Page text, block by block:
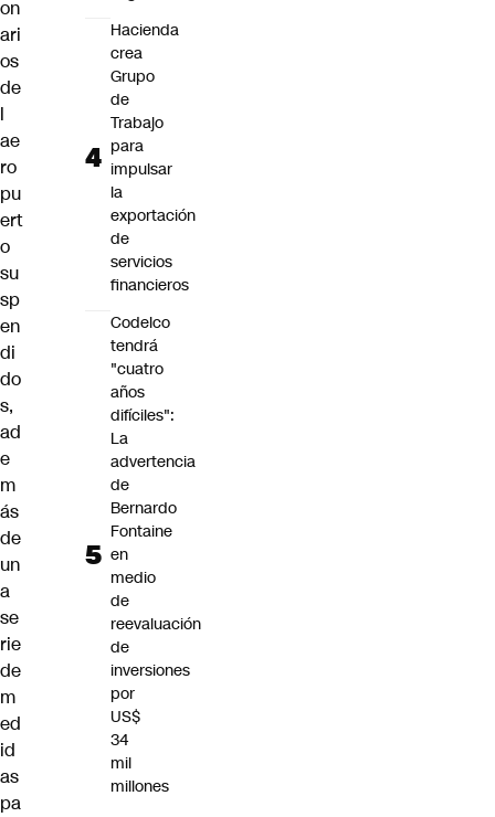
on
ari
os
de
l
ae
ro
pu
ert
o
su
sp
en
di
do
s,
ad
e
m
ás
de
un
a
se
rie
de
m
ed
id
as
pa
Hacienda
crea
Grupo
de
Trabajo
para
impulsar
la
exportación
de
servicios
financieros
Codelco
tendrá
"cuatro
años
difíciles":
La
advertencia
de
Bernardo
Fontaine
en
medio
de
reevaluación
de
inversiones
por
US$
34
mil
millones